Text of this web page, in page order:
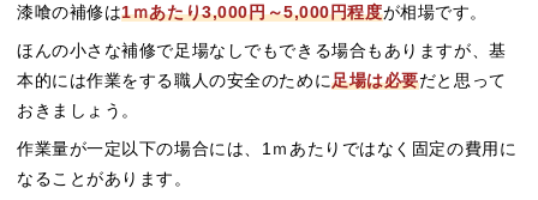
漆喰の補修は1ｍあたり3,000円～5,000円程度が相場です。
ほんの小さな補修で足場なしでもできる場合もありますが、基
本的には作業をする職人の安全のために足場は必要だと思って
おきましょう。
作業量が一定以下の場合には、1ｍあたりではなく固定の費用に
なることがあります。